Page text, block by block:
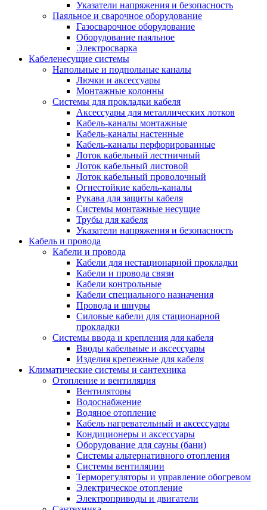
Указатели напряжения и безопасность
Паяльное и сварочное оборудование
Газосварочное оборудование
Оборудование паяльное
Электросварка
Кабеленесущие системы
Напольные и подпольные каналы
Лючки и аксессуары
Монтажные колонны
Системы для прокладки кабеля
Аксессуары для металлических лотков
Кабель-каналы монтажные
Кабель-каналы настенные
Кабель-каналы перфорированные
Лоток кабельный лестничный
Лоток кабельный листовой
Лоток кабельный проволочный
Огнестойкие кабель-каналы
Рукава для защиты кабеля
Системы монтажные несущие
Трубы для кабеля
Указатели напряжения и безопасность
Кабель и провода
Кабели и провода
Кабели для нестационарной прокладки
Кабели и провода связи
Кабели контрольные
Кабели специального назначения
Провода и шнуры
Силовые кабели для стационарной
прокладки
Системы ввода и крепления для кабеля
Вводы кабельные и аксессуары
Изделия крепежные для кабеля
Климатические системы и сантехника
Отопление и вентиляция
Вентиляторы
Водоснабжение
Водяное отопление
Кабель нагревательный и аксессуары
Кондиционеры и аксессуары
Оборудование для сауны (бани)
Системы альтернативного отопления
Системы вентиляции
Терморегуляторы и управление обогревом
Электрическое отопление
Электроприводы и двигатели